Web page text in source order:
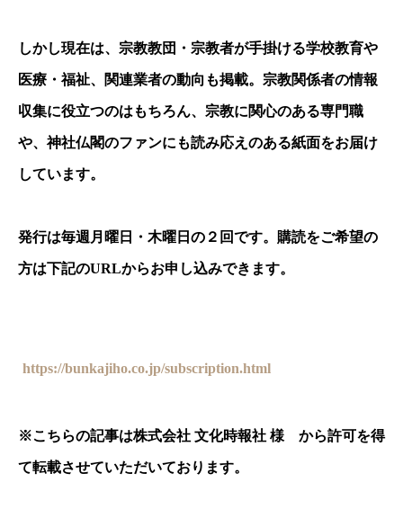
しかし現在は、宗教教団・宗教者が手掛ける学校教育や
医療・福祉、関連業者の動向も掲載。宗教関係者の情報
収集に役立つのはもちろん、宗教に関心のある専門職
や、神社仏閣のファンにも読み応えのある紙面をお届け
しています。
発行は毎週月曜日・木曜日の２回です。購読をご希望の
方は下記のURLからお申し込みできます。
https://bunkajiho.co.jp/subscription.html
※こちらの記事は株式会社 文化時報社 様 から許可を得
て転載させていただいております。